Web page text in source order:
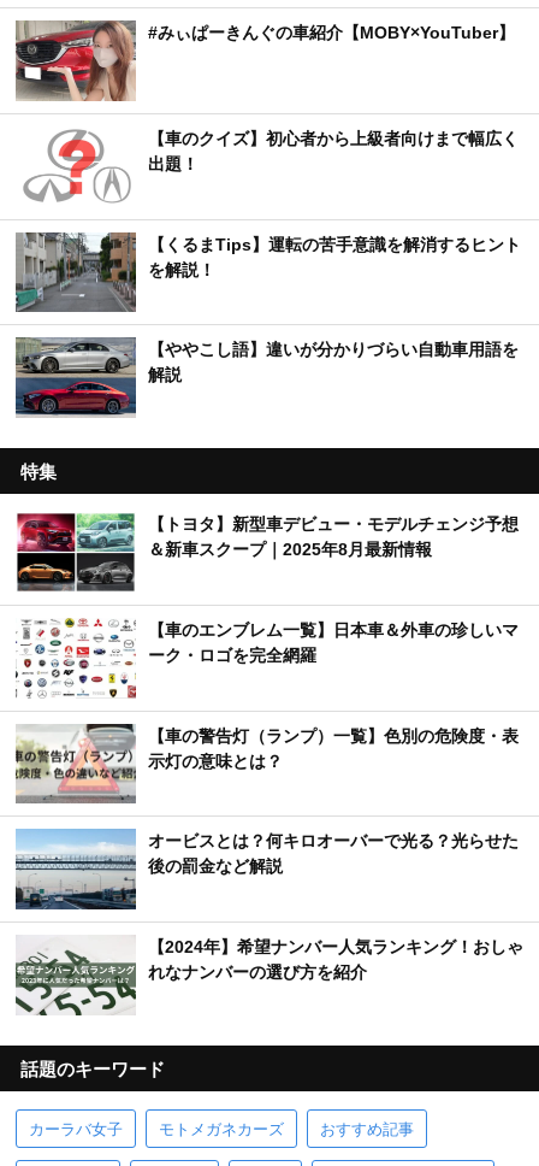
#みぃぱーきんぐの車紹介【MOBY×YouTuber】
【車のクイズ】初心者から上級者向けまで幅広く
出題！
【くるまTips】運転の苦手意識を解消するヒント
を解説！
【ややこし語】違いが分かりづらい自動車用語を
解説
特集
【トヨタ】新型車デビュー・モデルチェンジ予想
＆新車スクープ｜2025年8月最新情報
【車のエンブレム一覧】日本車＆外車の珍しいマ
ーク・ロゴを完全網羅
【車の警告灯（ランプ）一覧】色別の危険度・表
示灯の意味とは？
オービスとは？何キロオーバーで光る？光らせた
後の罰金など解説
【2024年】希望ナンバー人気ランキング！おしゃ
れなナンバーの選び方を紹介
話題のキーワード
カーラバ女子 モトメガネカーズ おすすめ記事